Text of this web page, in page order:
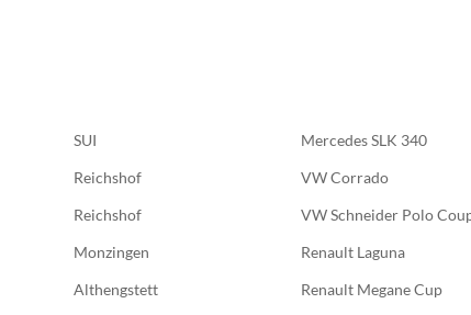
SUI Mercedes SLK 340
Reichshof VW Corrado
Reichshof VW Schneider Polo
Monzingen Renault Laguna
Althengstett Renault Megane Cup